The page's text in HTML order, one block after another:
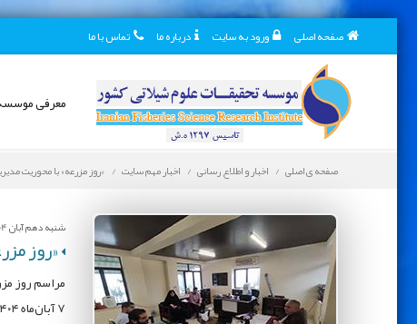
صفحه اصلی ورود به سایت درباره ما تماس با ما
معرفی
صفحه ی اصلی اخبار و اطلاع رسانی اخبار مهم سایت «روز مزرعه» با محوریت
شنبه دهم آبان 1404
«روز
مراسم روز
۷ آبان‌ماه ۱۴۰۴ توسط پژوهشکده آبزی‌پروری آب‌های داخلی کشور در مزرعه «ماهی گوشت» استان گیلان برگزار شد.